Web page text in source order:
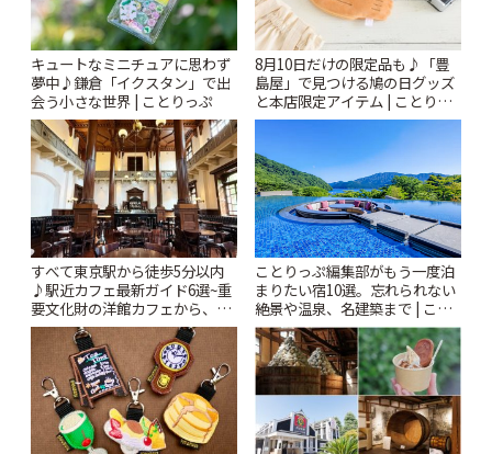
キュートなミニチュアに思わず
夢中♪鎌倉「イクスタン」で出
会う小さな世界 | ことりっぷ
8月10日だけの限定品も♪「豊
島屋」で見つける鳩の日グッズ
と本店限定アイテム | ことりっ
ぷ
すべて東京駅から徒歩5分以内
♪駅近カフェ最新ガイド6選~重
要文化財の洋館カフェから、改
札すぐのレトロ喫茶まで~ | こと
りっぷ
ことりっぷ編集部がもう一度泊
まりたい宿10選。忘れられない
絶景や温泉、名建築まで | こと
りっぷ